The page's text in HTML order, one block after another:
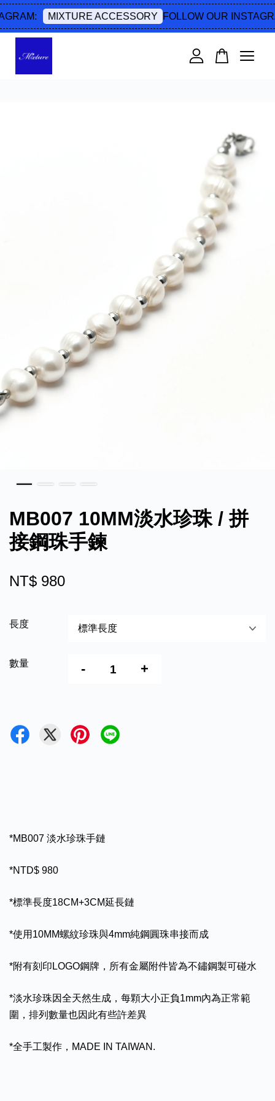
MIXTURE ACCESSORY FOLLOW OUR
MB007 10MM淡水珍珠 / 拼
接鋼珠手鍊
NT$ 980
長度
數量 - +
*MB007 淡水珍珠手鏈
*NTD$ 980
*標準長度18CM+3CM延長鏈
*使用10MM螺紋珍珠與4mm純鋼圓珠串接而成
*附有刻印LOGO鋼牌，所有金屬附件皆為不鏽鋼製可碰水
*淡水珍珠因全天然生成，每顆大小正負1mm內為正常範
圍，排列數量也因此有些許差異
*全手工製作，MADE IN TAIWAN.
您的購物車目前還是空的。